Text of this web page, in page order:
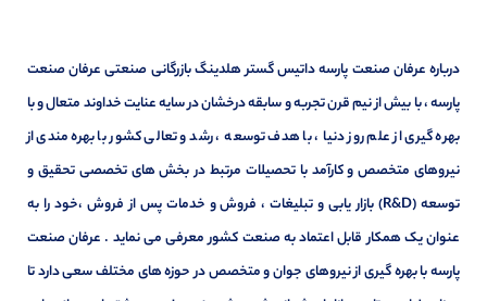
درباره عرفان صنعت پارسه داتیس گستر هلدینگ بازرگانی صنعتی عرفان صنعت
پارسه ، با بیش از نیم قرن تجربه و سابقه درخشان در سایه عنایت خداوند متعال و با
بهره گیری از علم روز دنیا ، با هدف توسعه ، رشد و تعالی کشور با بهره مندی از
نیروهای متخصص و کارآمد با تحصیلات مرتبط در بخش های تخصصی تحقیق و
توسعه (R&D) بازار یابی و تبلیغات ، فروش و خدمات پس از فروش ،خود را به
عنوان یک همکار قابل اعتماد به صنعت کشور معرفی می نماید . عرفان صنعت
پارسه با بهره گیری از نیروهای جوان و متخصص در حوزه های مختلف سعی دارد تا